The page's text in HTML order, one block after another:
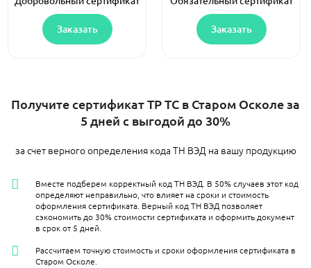
Заказать Заказать
Получите сертификат ТР ТС в Старом Осколе за
5 дней с выгодой до 30%
за счет верного определения кода ТН ВЭД на вашу продукцию
Вместе подберем корректный код ТН ВЭД. В 50% случаев этот код
определяют неправильно, что влияет на сроки и стоимость
оформления сертификата. Верный код ТН ВЭД позволяет
сэкономить до 30% стоимости сертификата и оформить документ
в срок от 5 дней.
Рассчитаем точную стоимость и сроки оформления сертификата в
Старом Осколе.